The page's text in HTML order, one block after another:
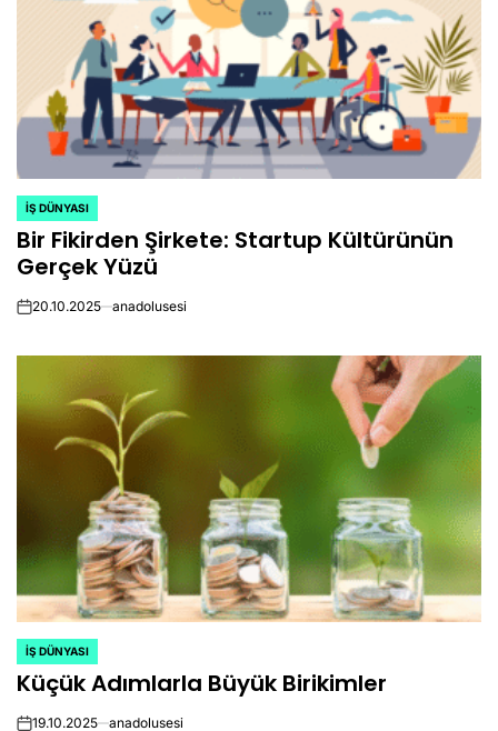
POSTED
IN
İŞ DÜNYASI
Bir Fikirden Şirkete: Startup Kültürünün
Gerçek Yüzü
on20.10.2025 anadolusesi
POSTED
IN
İŞ DÜNYASI
Küçük Adımlarla Büyük Birikimler
19.10.2025 anadolusesi